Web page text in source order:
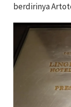
berdirinya